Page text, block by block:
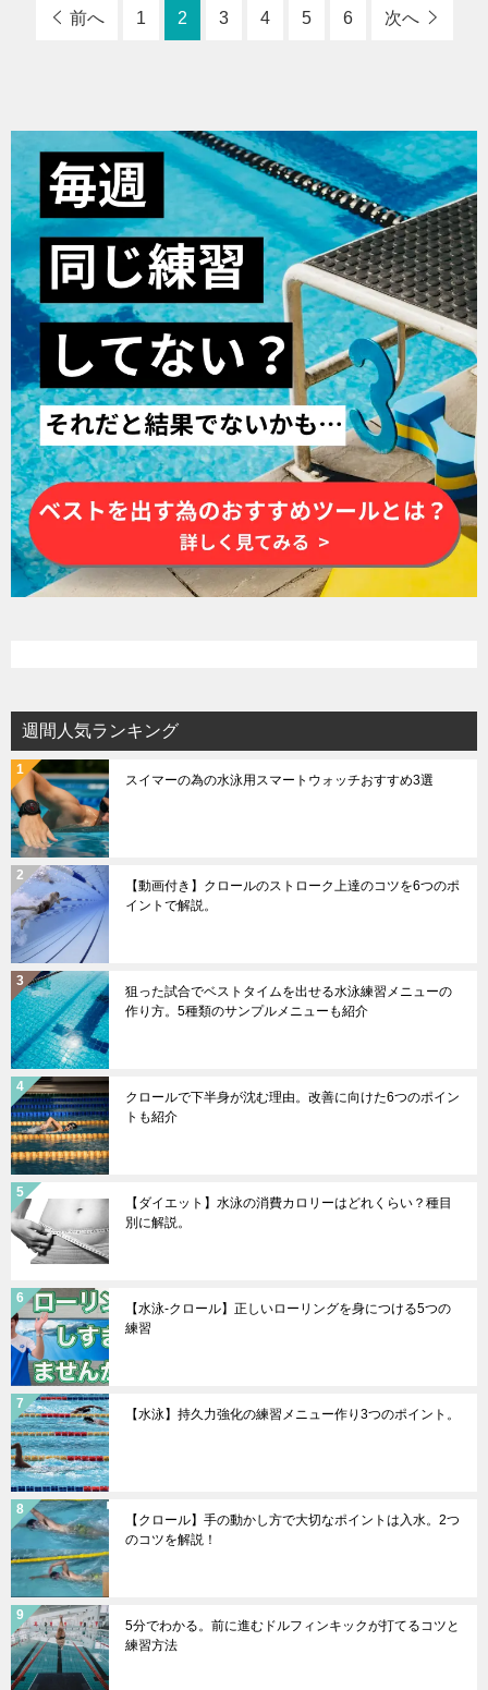
前へ 1 2 3 4 5 6 次へ
週間人気ランキング
スイマーの為の水泳用スマートウォッチおすすめ3選
【動画付き】クロールのストローク上達のコツを6つのポ
イントで解説。
狙った試合でベストタイムを出せる水泳練習メニューの
作り方。5種類のサンプルメニューも紹介
クロールで下半身が沈む理由。改善に向けた6つのポイン
トも紹介
【ダイエット】水泳の消費カロリーはどれくらい？種目
別に解説。
【水泳-クロール】正しいローリングを身につける5つの
練習
【水泳】持久力強化の練習メニュー作り3つのポイント。
【クロール】手の動かし方で大切なポイントは入水。2つ
のコツを解説！
5分でわかる。前に進むドルフィンキックが打てるコツと
練習方法